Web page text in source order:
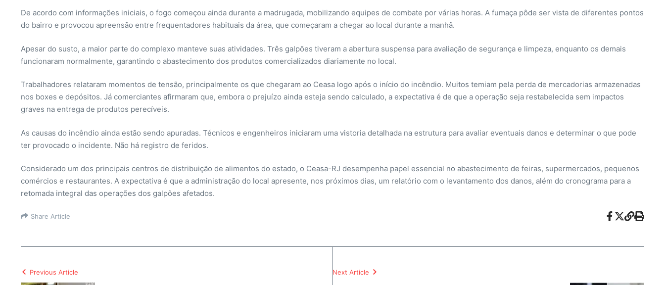
De acordo com informações iniciais, o fogo começou ainda durante a madrugada, mobilizando equipes de combate por várias horas. A fumaça pôde ser vista de diferentes pontos
do bairro e provocou apreensão entre frequentadores habituais da área, que começaram a chegar ao local durante a manhã.
Apesar do susto, a maior parte do complexo manteve suas atividades. Três galpões tiveram a abertura suspensa para avaliação de segurança e limpeza, enquanto os demais
funcionaram normalmente, garantindo o abastecimento dos produtos comercializados diariamente no local.
Trabalhadores relataram momentos de tensão, principalmente os que chegaram ao Ceasa logo após o início do incêndio. Muitos temiam pela perda de mercadorias armazenadas
nos boxes e depósitos. Já comerciantes afirmaram que, embora o prejuízo ainda esteja sendo calculado, a expectativa é de que a operação seja restabelecida sem impactos
graves na entrega de produtos perecíveis.
As causas do incêndio ainda estão sendo apuradas. Técnicos e engenheiros iniciaram uma vistoria detalhada na estrutura para avaliar eventuais danos e determinar o que pode
ter provocado o incidente. Não há registro de feridos.
Considerado um dos principais centros de distribuição de alimentos do estado, o Ceasa-RJ desempenha papel essencial no abastecimento de feiras, supermercados, pequenos
comércios e restaurantes. A expectativa é que a administração do local apresente, nos próximos dias, um relatório com o levantamento dos danos, além do cronograma para a
retomada integral das operações dos galpões afetados.
Share Article
Previous Article Next Article